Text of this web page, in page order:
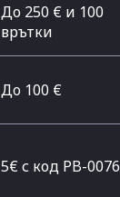
До 250 € и 100
врътки
Дo 100 €
5€ с код PB-0076